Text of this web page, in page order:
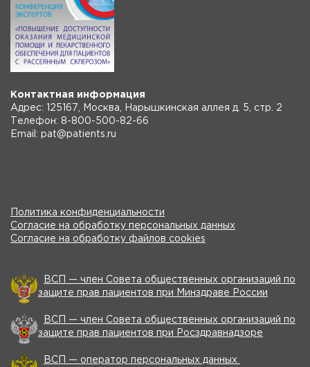
Контактная информация
Адрес: 125167, Москва, Нарышкинская аллея д. 5, стр. 2
Телефон: 8-800-500-82-66
Email: pat@patients.ru
Политика конфиденциальности
Согласие на обработку персональных данных
Согласие на обработку файлов cookies
ВСП — член Совета общественных организаций по
защите прав пациентов при Минздраве России
ВСП — член Совета общественных организаций по
защите прав пациентов при Росздравнадзоре
ВСП — оператор персональных данных